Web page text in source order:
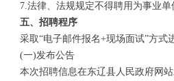
7.法律、法规规定不得聘用为事业单
五、招聘程序
采取“电子邮件报名+现场面试”方式进
(一)发布公告
本次招聘信息在东辽县人民政府网站